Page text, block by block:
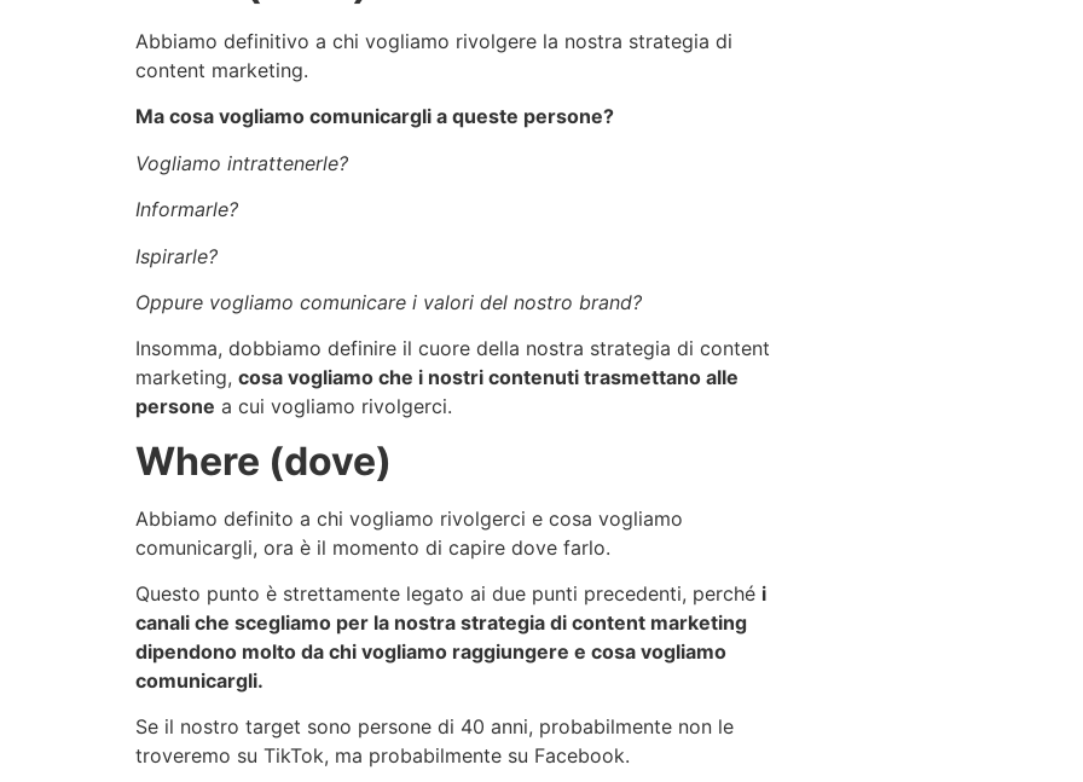
Abbiamo definitivo a chi vogliamo rivolgere la nostra strategia di
content marketing.
Ma cosa vogliamo comunicargli a queste persone?
Vogliamo intrattenerle?
Informarle?
Ispirarle?
Oppure vogliamo comunicare i valori del nostro brand?
Insomma, dobbiamo definire il cuore della nostra strategia di content
marketing, cosa vogliamo che i nostri contenuti trasmettano alle
persone a cui vogliamo rivolgerci.
Where (dove)
Abbiamo definito a chi vogliamo rivolgerci e cosa vogliamo
comunicargli, ora è il momento di capire dove farlo.
Questo punto è strettamente legato ai due punti precedenti, perché i
canali che scegliamo per la nostra strategia di content marketing
dipendono molto da chi vogliamo raggiungere e cosa vogliamo
comunicargli.
Se il nostro target sono persone di 40 anni, probabilmente non le
troveremo su TikTok, ma probabilmente su Facebook.